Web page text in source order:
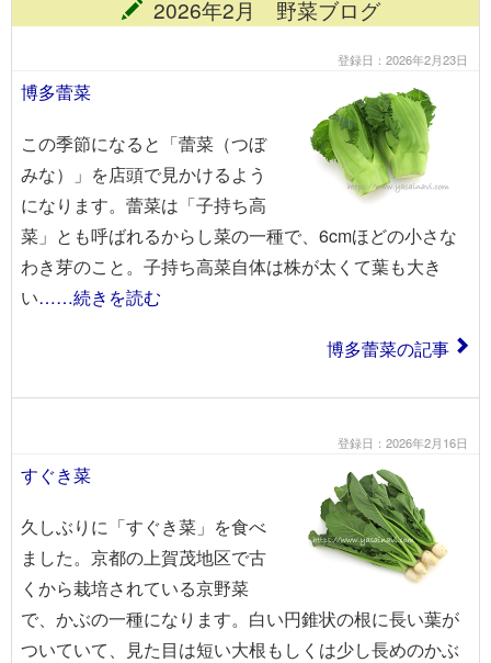
2026年2月 野菜ブログ
登録日：2026年2月23日
博多蕾菜
この季節になると「蕾菜（つぼ
みな）」を店頭で見かけるよう
になります。蕾菜は「子持ち高
菜」とも呼ばれるからし菜の一種で、6cmほどの小さな
わき芽のこと。子持ち高菜自体は株が太くて葉も大き
い……続きを読む
博多蕾菜の記事
登録日：2026年2月16日
すぐき菜
久しぶりに「すぐき菜」を食べ
ました。京都の上賀茂地区で古
くから栽培されている京野菜
で、かぶの一種になります。白い円錐状の根に長い葉が
ついていて、見た目は短い大根もしくは少し長めのかぶ